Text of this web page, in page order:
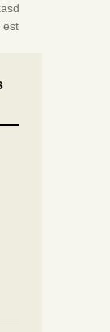
est